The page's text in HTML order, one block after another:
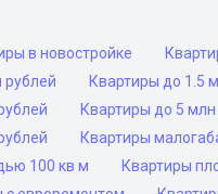
в новостройке
рублей Квартиры до 1.5
Квартиры до 5 млн
Квартиры
100 кв м Квартиры